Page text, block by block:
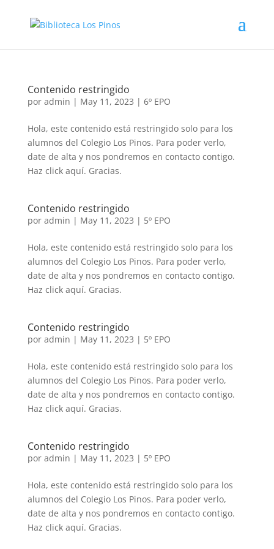
Contenido restringido
por admin | May 11, 2023 | 6º EPO
Hola, este contenido está restringido solo para los
alumnos del Colegio Los Pinos. Para poder verlo,
date de alta y nos pondremos en contacto contigo.
Haz click aquí. Gracias.
Contenido restringido
por admin | May 11, 2023 | 5º EPO
Hola, este contenido está restringido solo para los
alumnos del Colegio Los Pinos. Para poder verlo,
date de alta y nos pondremos en contacto contigo.
Haz click aquí. Gracias.
Contenido restringido
por admin | May 11, 2023 | 5º EPO
Hola, este contenido está restringido solo para los
alumnos del Colegio Los Pinos. Para poder verlo,
date de alta y nos pondremos en contacto contigo.
Haz click aquí. Gracias.
Contenido restringido
por admin | May 11, 2023 | 5º EPO
Hola, este contenido está restringido solo para los
alumnos del Colegio Los Pinos. Para poder verlo,
date de alta y nos pondremos en contacto contigo.
Haz click aquí. Gracias.